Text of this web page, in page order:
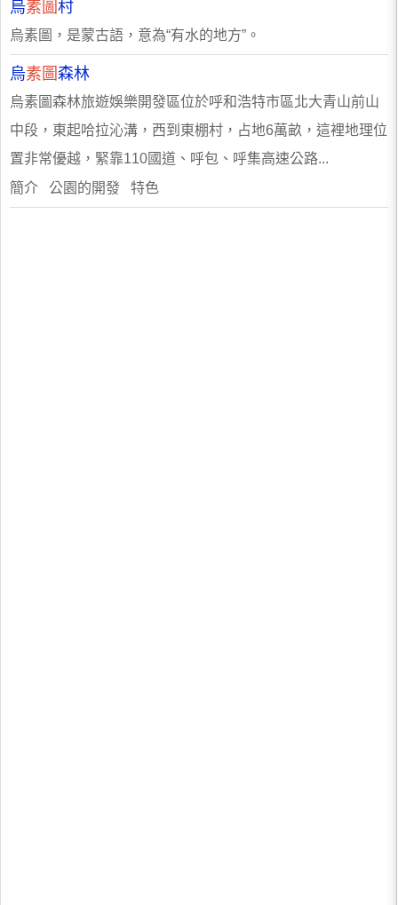
烏素圖村
烏素圖，是蒙古語，意為“有水的地方”。
烏素圖森林
烏素圖森林旅遊娛樂開發區位於呼和浩特市區北大青山前山
中段，東起哈拉沁溝，西到東棚村，占地6萬畝，這裡地理位
置非常優越，緊靠110國道、呼包、呼集高速公路...
簡介 公園的開發 特色